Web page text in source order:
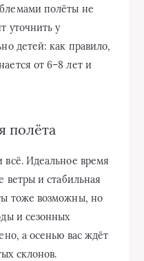
полёты не
уточнить у
детей: как правило,
от 6–8 лет и
полёта
всё. Идеальное время
ветры и стабильная
тоже возможны, но
и сезонных
а осенью вас ждёт
склонов.